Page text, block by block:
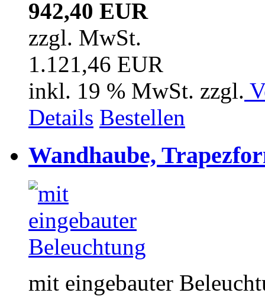
942,40 EUR
zzgl. MwSt.
1.121,46 EUR
inkl. 19 % MwSt. zzgl.
Details Bestellen
Wandhaube,
mit eingebauter